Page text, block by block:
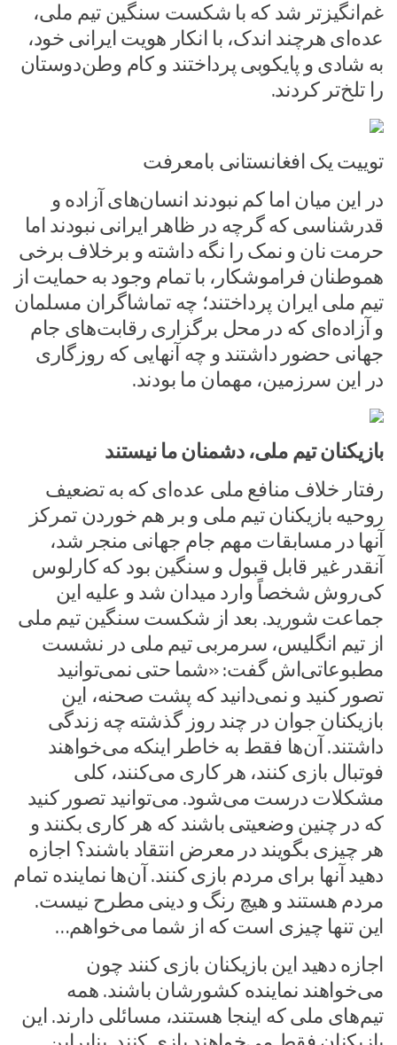
غم‌انگیزتر شد که با شکست سنگین تیم ملی،
عده‌ای هرچند اندک، با انکار هویت ایرانی خود،
به شادی و پایکوبی پرداختند و کام وطن‌دوستان
را تلخ‌تر کردند.
توییت یک افغانستانی بامعرفت
در این میان اما کم نبودند انسان‌های آزاده و
قدرشناسی که گرچه در ظاهر ایرانی نبودند اما
حرمت نان و نمک را نگه داشته و برخلاف برخی
هموطنان فراموشکار، با تمام وجود به حمایت از
تیم ملی ایران پرداختند؛ چه تماشاگران مسلمان
و آزاده‌ای که در محل برگزاری رقابت‌های جام
جهانی حضور داشتند و چه آنهایی که روزگاری
در این سرزمین، مهمان ما بودند.
بازیکنان تیم ملی، دشمنان ما نیستند
رفتار خلاف منافع ملی عده‌ای که به تضعیف
روحیه بازیکنان تیم ملی و بر هم خوردن تمرکز
آنها در مسابقات مهم جام جهانی منجر شد،
آنقدر غیر قابل قبول و سنگین بود که کارلوس
کی‌روش شخصاً وارد میدان شد و علیه این
جماعت شورید. بعد از شکست سنگین تیم ملی
از تیم انگلیس، سرمربی تیم ملی در نشست
مطبوعاتی‌اش گفت: «شما حتی نمی‌توانید
تصور کنید و نمی‌دانید که پشت صحنه، این
بازیکنان جوان در چند روز گذشته چه زندگی
داشتند. آن‌ها فقط به خاطر اینکه می‌خواهند
فوتبال بازی کنند، هر کاری می‌کنند، کلی
مشکلات درست می‌شود. می‌توانید تصور کنید
که در چنین وضعیتی باشند که هر کاری بکنند و
هر چیزی بگویند در معرض انتقاد باشند؟ اجازه
دهید آنها برای مردم بازی کنند. آن‌ها نماینده تمام
مردم هستند و هیچ رنگ و دینی مطرح نیست.
این تنها چیزی است که از شما می‌خواهم…
اجازه دهید این بازیکنان بازی کنند چون
می‌خواهند نماینده کشورشان باشند. همه
تیم‌های ملی که اینجا هستند، مسائلی دارند. این